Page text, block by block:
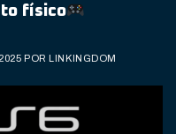
físico
POR LINKINGDOM